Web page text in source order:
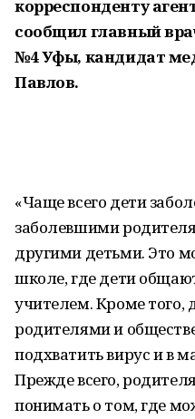
корреспонденту
сообщил главный
№4 Уфы, кандидат
Павлов.
«Чаще всего дети
заболевшими
другими детьми. Это
школе, где дети
учителем. Кроме того,
родителями и
подхватить вирус и в
Прежде всего,
понимать о том, где